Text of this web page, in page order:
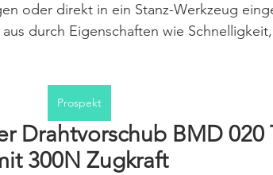
oder direkt in ein Stanz-Werkzeug
durch Eigenschaften wie
Prospekt
Drahtvorschub BMD 020
300N Zugkraft